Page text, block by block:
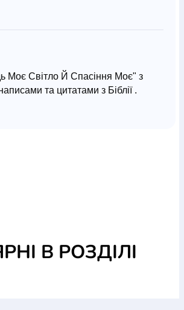
Моє Світло Й Спасіння Моє" з
та цитатами з Біблії .
В РОЗДІЛІ